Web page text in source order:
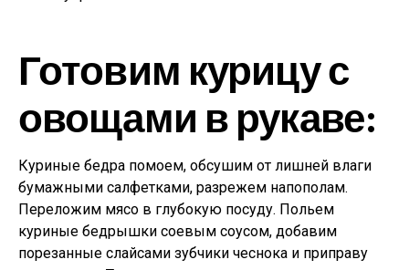
Готовим курицу с
овощами в рукаве:
Куриные бедра помоем, обсушим от лишней влаги
бумажными салфетками, разрежем напополам.
Переложим мясо в глубокую посуду. Польем
куриные бедрышки соевым соусом, добавим
порезанные слайсами зубчики чеснока и приправу